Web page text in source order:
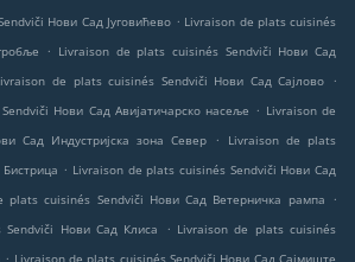
Нови Сад Југовићево . Livraison de plats cuisinés
. Livraison de plats cuisinés Sendviči Нови Сад
de plats cuisinés Sendviči Нови Сад Сајлово
.
Нови Сад Авијатичарско насеље . Livraison de
Сад Индустријска зона Север
.
Livraison de plats
. Livraison de plats cuisinés Sendviči Нови Сад
plats cuisinés Sendviči Нови Сад Ветерничка рампа
.
Нови Сад Клиса
. Livraison de plats cuisinés
. Livraison de plats cuisinés Sendviči Нови Сад Сајмиште